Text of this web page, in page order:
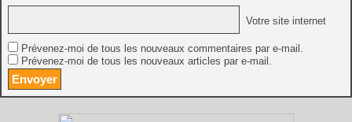
Votre site internet
Prévenez-moi de tous les nouveaux commentaires par e-mail.
Prévenez-moi de tous les nouveaux articles par e-mail.